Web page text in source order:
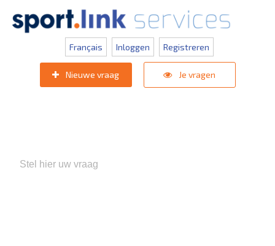
Français Inloggen Registreren
Nieuwe vraag Je vragen